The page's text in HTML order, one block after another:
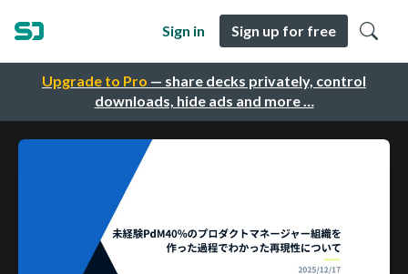
Upgrade to Pro — share decks privately, control
downloads, hide ads and more …
Sign in Sign up for free